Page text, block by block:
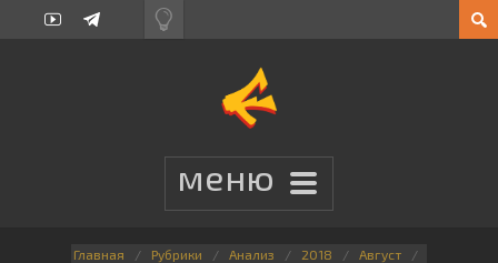
Главная Рубрики Анализ 2018
Август